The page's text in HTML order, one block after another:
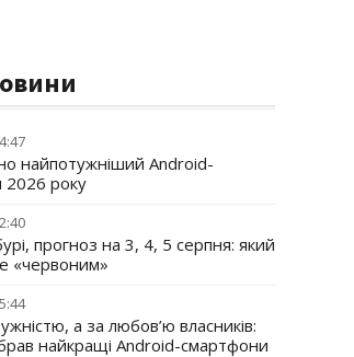
найпотужніший Android-
2026 року
прогноз на 3, 4, 5 серпня: який
«червоним»
а за любов’ю власників:
найкращі Android-смартфони